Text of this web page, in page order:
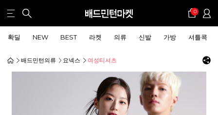
0
확딜 NEW BEST 라켓 의류 신발 가방 셔틀콕
배드민턴의류 요넥스 여성티셔츠